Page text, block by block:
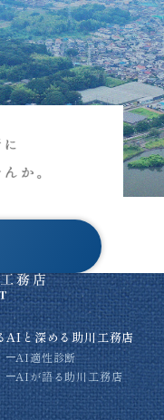
AIと深める助川工務店
AI適性診断
AIが語る助川工務店